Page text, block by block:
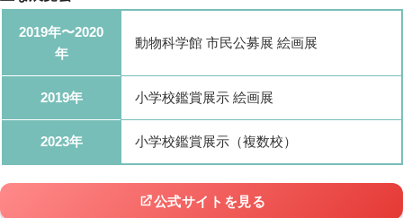
2019年〜2020
年
動物科学館 市民公募展 絵画展
2019年 小学校鑑賞展示 絵画展
2023年 小学校鑑賞展示（複数校）
公式サイトを見る